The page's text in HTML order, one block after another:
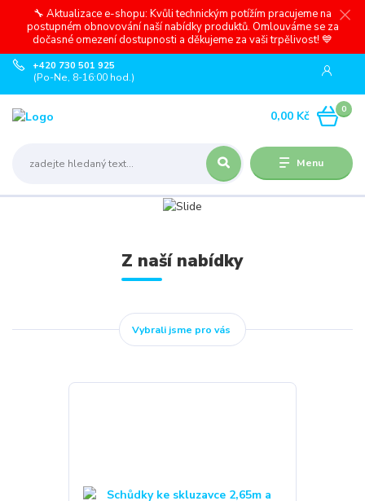
🔧 Aktualizace e-shopu: Kvůli technickým potížím pracujeme na
postupném obnovování naší nabídky produktů. Omlouváme se za
dočasné omezení dostupnosti a děkujeme za vaši trpělivost! 💙
Menu
+420 730 501 925
(Po-Ne, 8-16:00 hod.)
0
0,00 Kč
Z naší nabídky
Vybrali jsme pro vás